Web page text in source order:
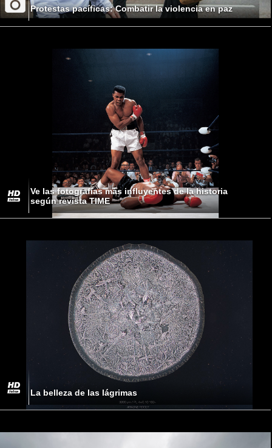
Protestas pacíficas: Combatir la violencia en paz
Ve las fotografías más influyentes de la historia
según revista TIME
La belleza de las lágrimas